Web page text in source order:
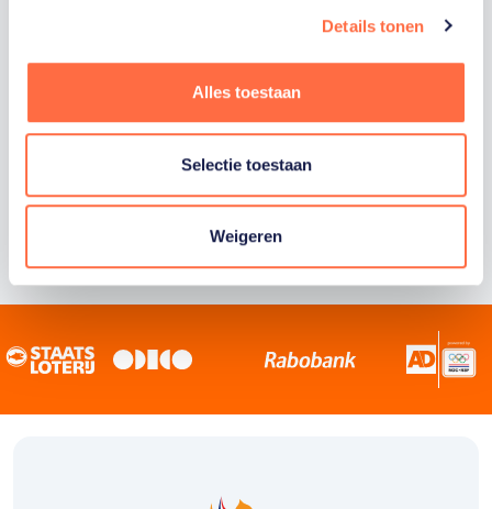
Details tonen
Alles toestaan
Selectie toestaan
Weigeren